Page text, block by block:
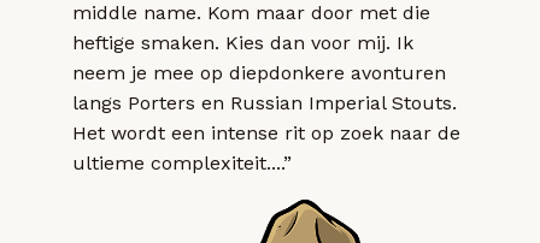
middle name. Kom maar door met die
heftige smaken. Kies dan voor mij. Ik
neem je mee op diepdonkere avonturen
langs Porters en Russian Imperial Stouts.
Het wordt een intense rit op zoek naar de
ultieme complexiteit....”